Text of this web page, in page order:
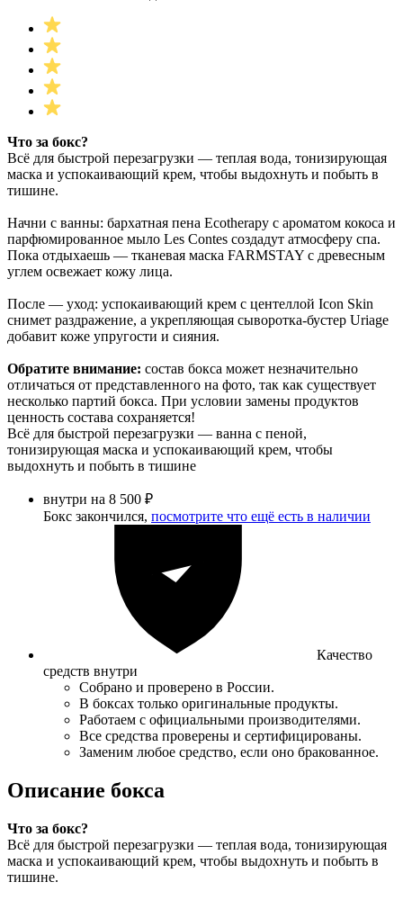
Что за бокс?
Всё для быстрой перезагрузки — теплая вода, тонизирующая
маска и успокаивающий крем, чтобы выдохнуть и побыть в
тишине.
Начни с ванны: бархатная пена Ecotherapy с ароматом кокоса и
парфюмированное мыло Les Contes создадут атмосферу спа.
Пока отдыхаешь — тканевая маска FARMSTAY с древесным
углем освежает кожу лица.
После — уход: успокаивающий крем с центеллой Icon Skin
снимет раздражение, а укрепляющая сыворотка-бустер Uriage
добавит коже упругости и сияния.
Обратите внимание: состав бокса может незначительно
отличаться от представленного на фото, так как существует
несколько партий бокса. При условии замены продуктов
ценность состава сохраняется!
Всё для быстрой перезагрузки — ванна с пеной,
тонизирующая маска и успокаивающий крем, чтобы
выдохнуть и побыть в тишине
внутри на 8 500 ₽
Бокс закончился, посмотрите что ещё есть в наличии
Качество
средств внутри
Собрано и проверено в России.
В боксах только оригинальные продукты.
Работаем с официальными производителями.
Все средства проверены и сертифицированы.
Заменим любое средство, если оно бракованное.
Описание бокса
Что за бокс?
Всё для быстрой перезагрузки — теплая вода, тонизирующая
маска и успокаивающий крем, чтобы выдохнуть и побыть в
тишине.